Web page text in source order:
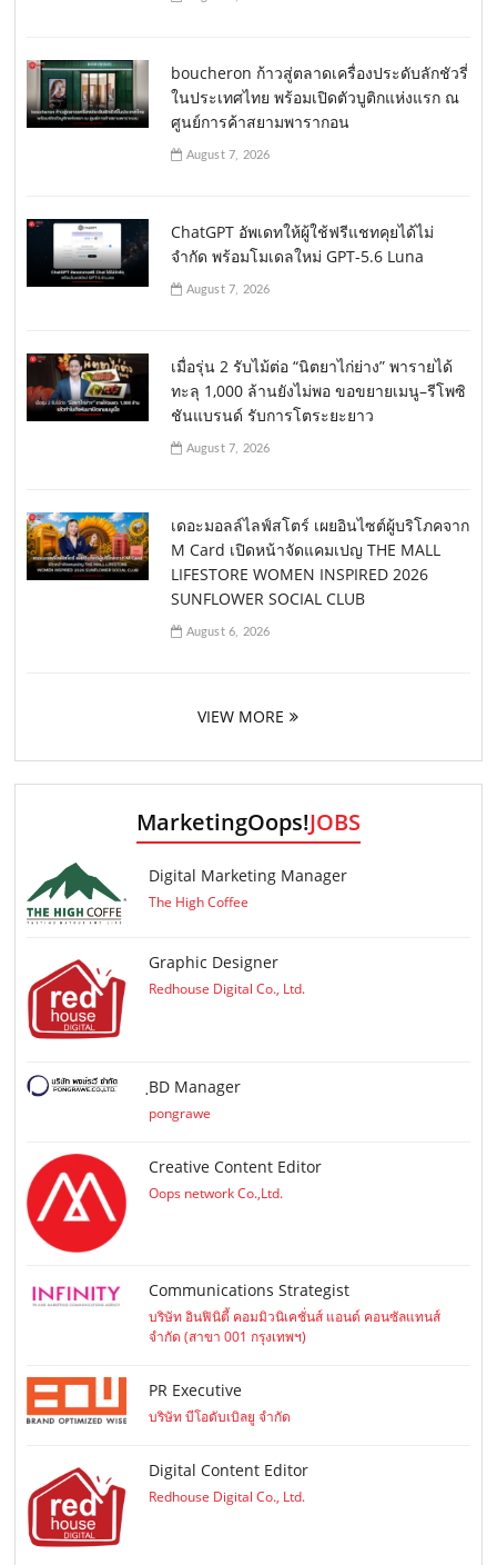
boucheron ก้าวสู่ตลาดเครื่องประดับลักชัวรี่
ในประเทศไทย พร้อมเปิดตัวบูติกแห่งแรก ณ
ศูนย์การค้าสยามพารากอน
August 7, 2026
ChatGPT อัพเดทให้ผู้ใช้ฟรีแชทคุยได้ไม่
จำกัด พร้อมโมเดลใหม่ GPT-5.6 Luna
August 7, 2026
เมื่อรุ่น 2 รับไม้ต่อ “นิตยาไก่ย่าง” พารายได้
ทะลุ 1,000 ล้านยังไม่พอ ขอขยายเมนู–รีโพซิ
ชันแบรนด์ รับการโตระยะยาว
August 7, 2026
เดอะมอลล์ไลฟ์สโตร์ เผยอินไซต์ผู้บริโภคจาก
M Card เปิดหน้าจัดแคมเปญ THE MALL
LIFESTORE WOMEN INSPIRED 2026
SUNFLOWER SOCIAL CLUB
August 6, 2026
VIEW MORE
MarketingOops!JOBS
Digital Marketing Manager
The High Coffee
Graphic Designer
Redhouse Digital Co., Ltd.
ฺBD Manager
pongrawe
Creative Content Editor
Oops network Co.,Ltd.
Communications Strategist
บริษัท อินฟินิตี้ คอมมิวนิเคชั่นส์ แอนด์ คอนซัลแทนส์
จำกัด (สาขา 001 กรุงเทพฯ)
PR Executive
บริษัท บีโอดับเบิลยู จำกัด
Digital Content Editor
Redhouse Digital Co., Ltd.